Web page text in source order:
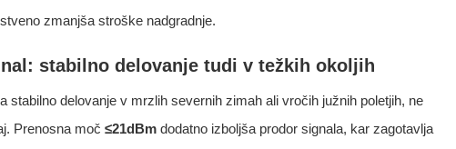
zmanjša stroške nadgradnje.
stabilno delovanje tudi v težkih okoljih
delovanje v mrzlih severnih zimah ali vročih južnih poletjih, ne
Prenosna moč ≤21dBm dodatno izboljša prodor signala, kar zagotavlja